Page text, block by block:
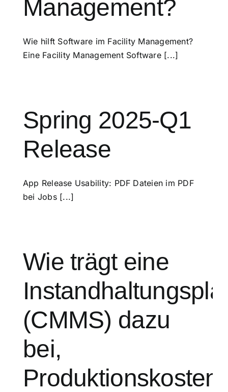
Management?
Wie hilft Software im Facility Management?
Eine Facility Management Software [...]
Spring 2025-Q1
Release
App Release Usability: PDF Dateien im PDF
bei Jobs [...]
Wie trägt eine
(CMMS) dazu
bei,
Produktionskosten